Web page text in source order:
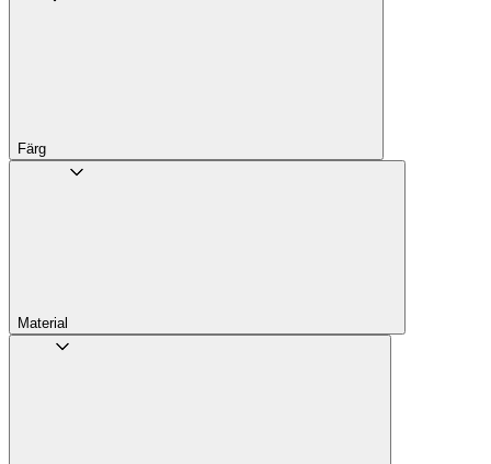
Färg
Material